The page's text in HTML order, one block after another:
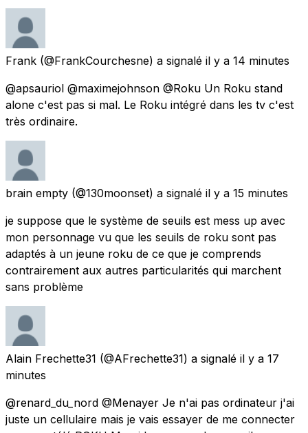
Frank (@FrankCourchesne) a signalé il y a 14 minutes
@apsauriol @maximejohnson @Roku Un Roku stand
alone c'est pas si mal. Le Roku intégré dans les tv c'est
très ordinaire.
brain empty (@130moonset) a signalé il y a 15 minutes
je suppose que le système de seuils est mess up avec
mon personnage vu que les seuils de roku sont pas
adaptés à un jeune roku de ce que je comprends
contrairement aux autres particularités qui marchent
sans problème
Alain Frechette31 (@AFrechette31) a signalé il y a 17
minutes
@renard_du_nord @Menayer Je n'ai pas ordinateur j'ai
juste un cellulaire mais je vais essayer de me connecter